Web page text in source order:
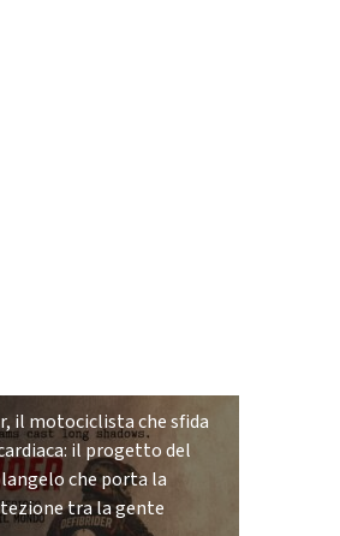
il motociclista che sfida
il progetto del
che porta la
tra la gente